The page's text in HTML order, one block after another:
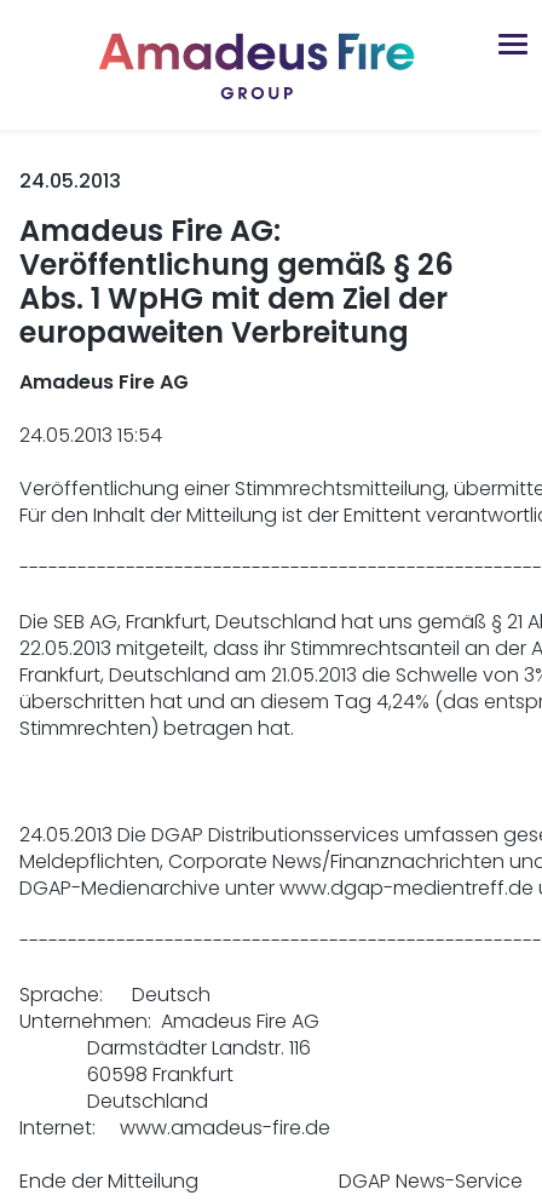
24.05.2013
Amadeus Fire AG:
Veröffentlichung gemäß § 26
Abs. 1 WpHG mit dem Ziel der
europaweiten Verbreitung
Amadeus Fire AG
24.05.2013 15:54
Veröffentlichung einer Stimmrechtsmitteilung,
Für den Inhalt der Mitteilung ist der Emittent
Die SEB AG, Frankfurt, Deutschland hat uns gemäß § 21
22.05.2013 mitgeteilt, dass ihr Stimmrechtsanteil an der
Frankfurt, Deutschland am 21.05.2013 die Schwelle von
überschritten hat und an diesem Tag 4,24% (das
Stimmrechten) betragen hat.
24.05.2013 Die DGAP Distributionsservices umfassen
Meldepflichten, Corporate News/Finanznachrichten
DGAP-Medienarchive unter www.dgap-
Sprache:      Deutsch
Unternehmen:  Amadeus Fire AG
              Darmstädter Landstr. 116
              60598 Frankfurt
              Deutschland
Internet:     www.amadeus-fire.de
Ende der Mitteilung                             DGAP News-Service